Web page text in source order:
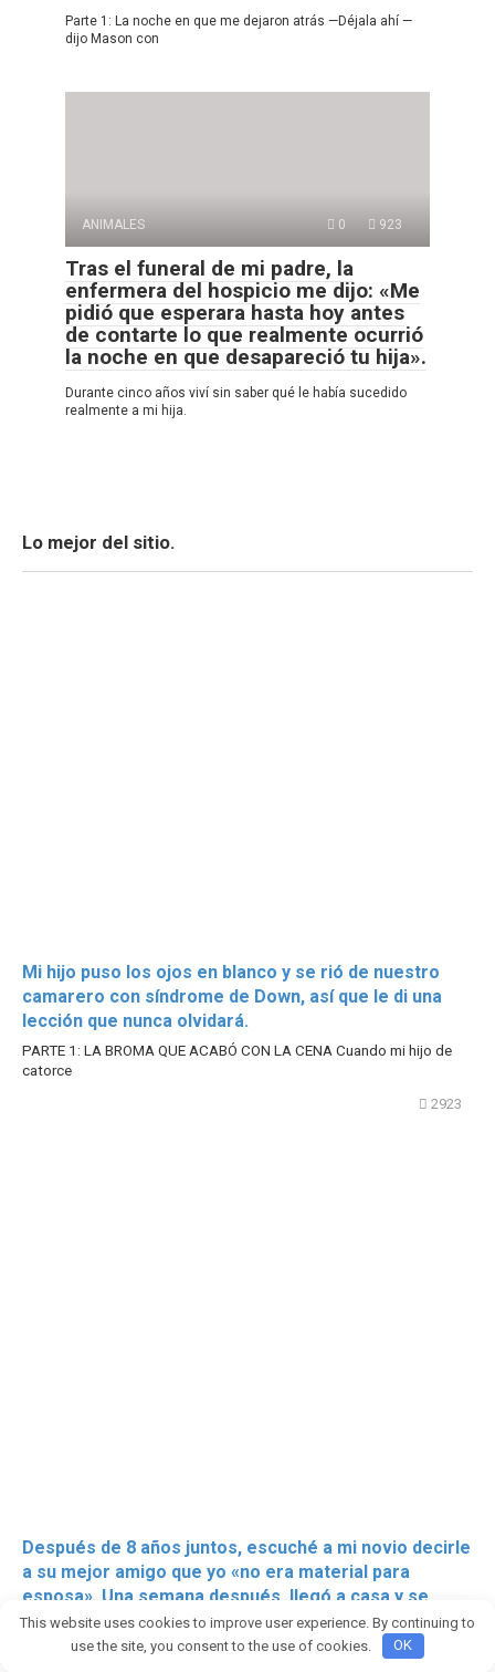
Parte 1: La noche en que me dejaron atrás —Déjala ahí —
dijo Mason con
ANIMALES 0 923
Tras el funeral de mi padre, la
enfermera del hospicio me dijo: «Me
pidió que esperara hasta hoy antes
de contarte lo que realmente ocurrió
la noche en que desapareció tu hija».
Durante cinco años viví sin saber qué le había sucedido
realmente a mi hija.
Lo mejor del sitio.
Mi hijo puso los ojos en blanco y se rió de nuestro
camarero con síndrome de Down, así que le di una
lección que nunca olvidará.
PARTE 1: LA BROMA QUE ACABÓ CON LA CENA Cuando mi hijo de
catorce
2923
Después de 8 años juntos, escuché a mi novio decirle
a su mejor amigo que yo «no era material para
esposa». Una semana después, llegó a casa y se
encontró con algo que nunca esperó.
PARTE 1: El sustituto Durante años, creí que estaba construyendo una
This website uses cookies to improve user experience. By continuing to
use the site, you consent to the use of cookies.
OK